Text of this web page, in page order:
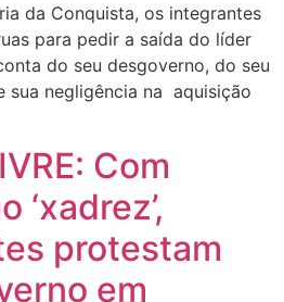
da Conquista, os integrantes
para pedir a saída do líder
do seu desgoverno, do seu
sua negligência na aquisição
Com
‘xadrez’,
protestam
em